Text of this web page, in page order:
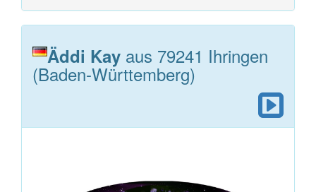
Äddi Kay aus 79241 Ihringen
(Baden-Württemberg)